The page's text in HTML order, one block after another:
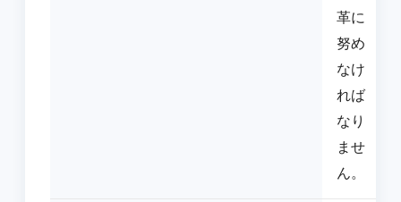
革に
努め
なけ
れば
なり
ませ
ん。